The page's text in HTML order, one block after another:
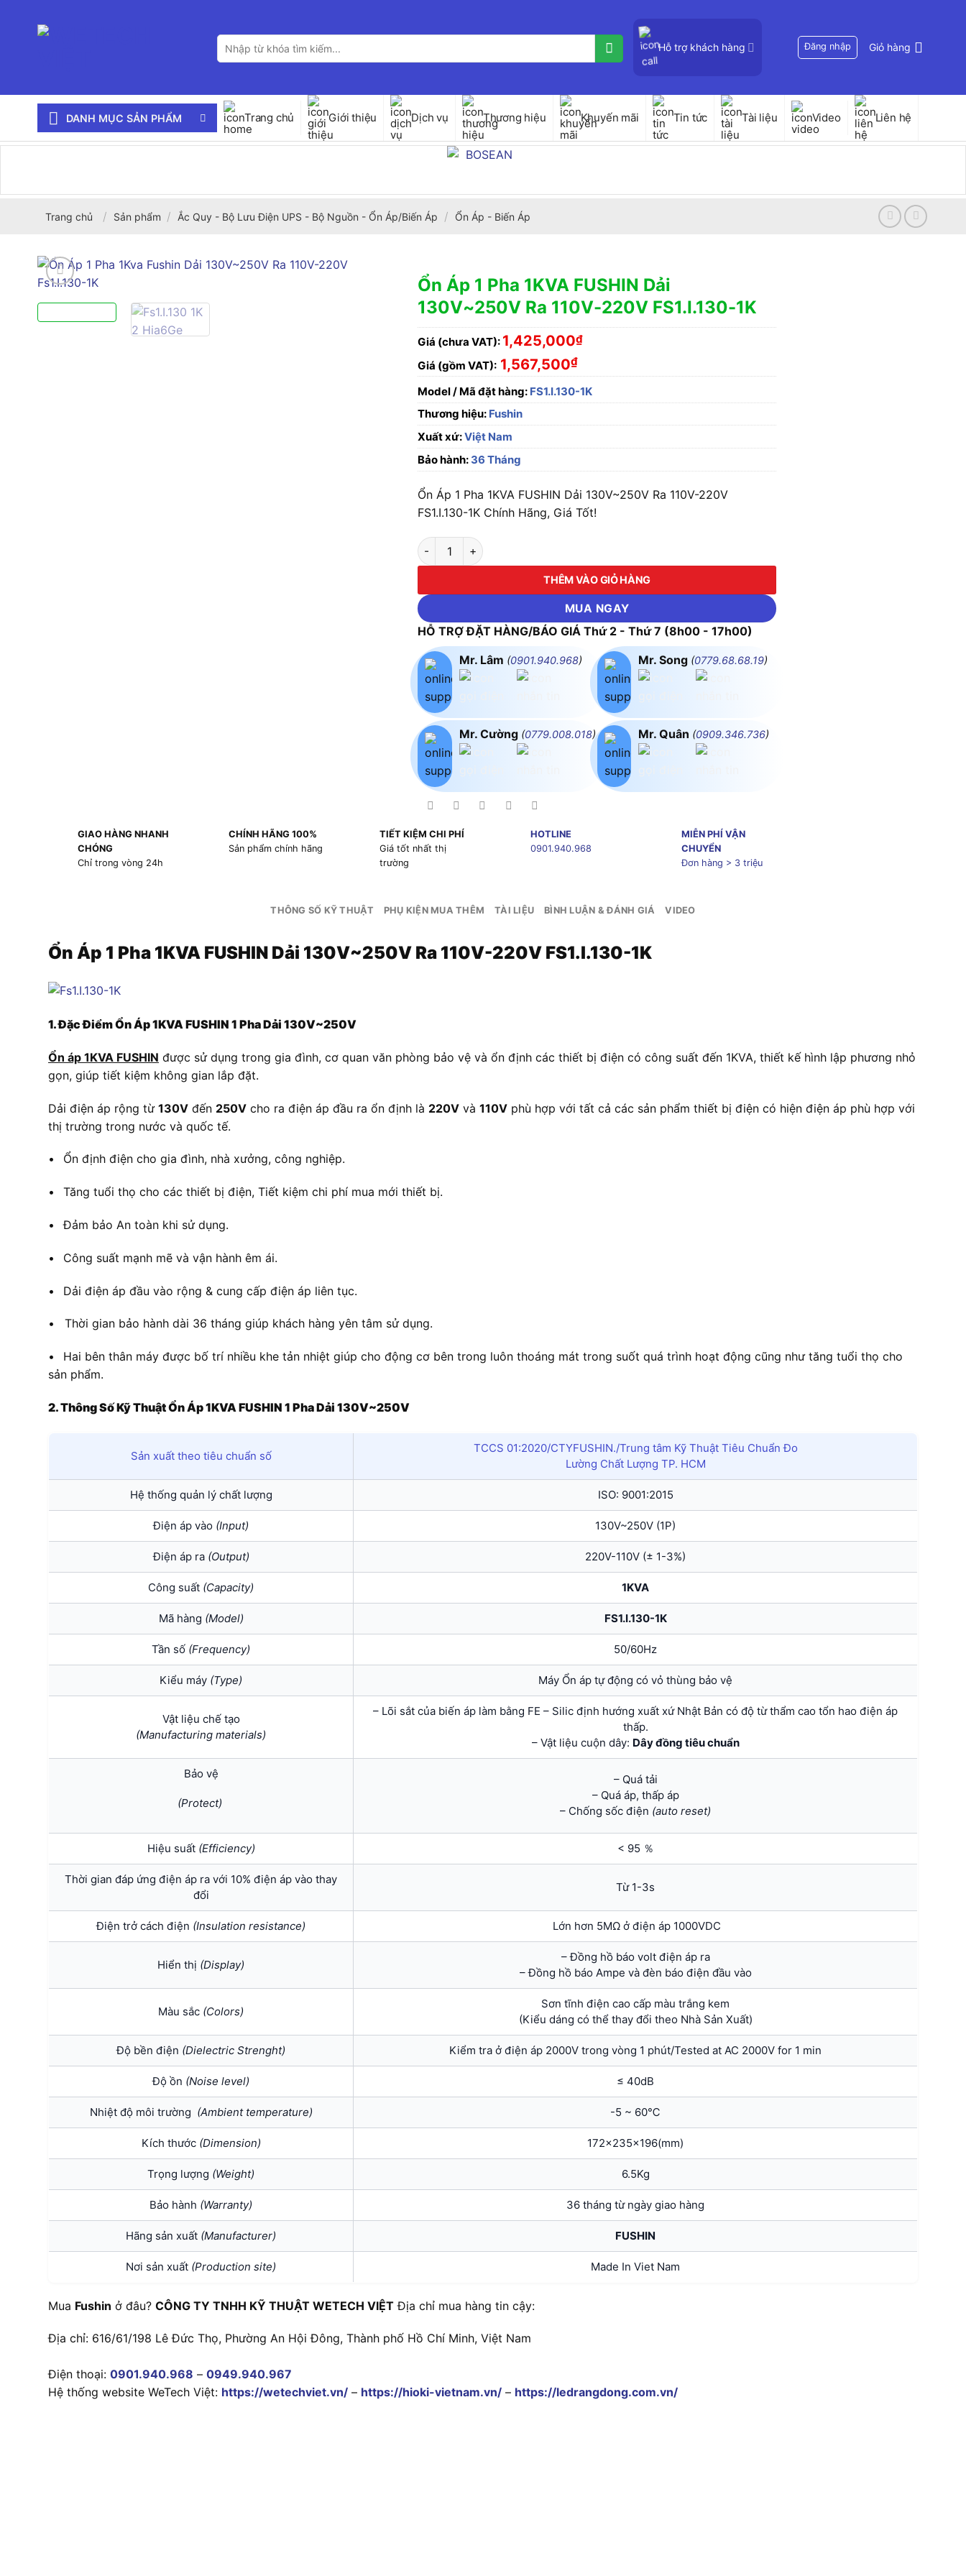
Tìm
kiếm:
Hỗ trợ khách hàng Đăng nhập Giỏ hàng
DANH MỤC SẢN PHẨM Trang chủ Giới thiệu Dịch vụ Thương hiệu Khuyến mãi Tin tức Tài liệu Video Liên hệ
Trang chủ / Sản phẩm / Ắc Quy - Bộ Lưu Điện UPS - Bộ Nguồn - Ổn Áp/Biến Áp / Ổn Áp - Biến Áp
Ổn Áp 1 Pha 1KVA FUSHIN Dải
130V~250V Ra 110V-220V FS1.I.130-1K
Giá (chưa VAT): 1,425,000₫
Giá (gồm VAT): 1,567,500₫
Model / Mã đặt hàng: FS1.I.130-1K
Thương hiệu: Fushin
Xuất xứ:Việt Nam
Bảo hành: 36 Tháng
Ổn Áp 1 Pha 1KVA FUSHIN Dải 130V~250V Ra 110V-220V
FS1.I.130-1K Chính Hãng, Giá Tốt!
Ổn Áp 1 Pha 1KVA FUSHIN Dải 130V~250V Ra 110V-220V FS1.I.130-1K số lượng
THÊM VÀO GIỎ HÀNG
MUA NGAY
HỖ TRỢ ĐẶT HÀNG/BÁO GIÁ Thứ 2 - Thứ 7 (8h00 - 17h00)
Mr. Lâm (0901.940.968)
Mr. Cường (0779.008.018)
Mr. Song (0779.68.68.19)
Mr. Quân (0909.346.736)
GIAO HÀNG NHANH
CHÓNG
Chỉ trong vòng 24h
CHÍNH HÃNG 100%
Sản phẩm chính hãng
TIẾT KIỆM CHI PHÍ
Giá tốt nhất thị
trường
HOTLINE
0901.940.968
MIỄN PHÍ VẬN
CHUYỂN
Đơn hàng > 3 triệu
THÔNG SỐ KỸ THUẬT PHỤ KIỆN MUA THÊM TÀI LIỆU BÌNH LUẬN & ĐÁNH GIÁ VIDEO
Ổn Áp 1 Pha 1KVA FUSHIN Dải 130V~250V Ra 110V-220V FS1.I.130-1K
1. Đặc Điểm Ổn Áp 1KVA FUSHIN 1 Pha Dải 130V~250V
Ổn áp 1KVA FUSHIN được sử dụng trong gia đình, cơ quan văn phòng bảo vệ và ổn định các thiết bị điện có công suất đến 1KVA, thiết kế hình lập phương nhỏ
gọn, giúp tiết kiệm không gian lắp đặt.
Dải điện áp rộng từ 130V đến 250V cho ra điện áp đầu ra ổn định là 220V và 110V phù hợp với tất cả các sản phẩm thiết bị điện có hiện điện áp phù hợp với
thị trường trong nước và quốc tế.
• Ổn định điện cho gia đình, nhà xưởng, công nghiệp.
• Tăng tuổi thọ cho các thiết bị điện, Tiết kiệm chi phí mua mới thiết bị.
• Đảm bảo An toàn khi sử dụng.
• Công suất mạnh mẽ và vận hành êm ái.
• Dải điện áp đầu vào rộng & cung cấp điện áp liên tục.
• Thời gian bảo hành dài 36 tháng giúp khách hàng yên tâm sử dụng.
•
Hai bên thân máy được bố trí nhiều khe tản nhiệt giúp cho động cơ bên trong luôn thoáng mát trong suốt quá trình hoạt động cũng như tăng tuổi thọ cho
sản phẩm.
2. Thông Số Kỹ Thuật Ổn Áp 1KVA FUSHIN 1 Pha Dải 130V~250V
Sản xuất theo tiêu chuẩn số
TCCS 01:2020/CTYFUSHIN./Trung tâm Kỹ Thuật Tiêu Chuẩn Đo
Lường Chất Lượng TP. HCM
Hệ thống quản lý chất lượng ISO: 9001:2015
Điện áp vào (Input) 130V~250V (1P)
Điện áp ra (Output) 220V-110V (± 1-3%)
Công suất (Capacity) 1KVA
Mã hàng (Model) FS1.I.130-1K
Tần số (Frequency) 50/60Hz
Kiểu máy (Type) Máy Ổn áp tự động có vỏ thùng bảo vệ
Vật liệu chế tạo
(Manufacturing materials)
– Lõi sắt của biến áp làm bằng FE – Silic định hướng xuất xứ Nhật Bản có độ từ thẩm cao tổn hao điện áp
thấp.
– Vật liệu cuộn dây: Dây đồng tiêu chuẩn
Bảo vệ
(Protect)
– Quá tải
– Quá áp, thấp áp
– Chống sốc điện (auto reset)
Hiệu suất(Efficiency) < 95 ％
Thời gian đáp ứng điện áp ra với 10% điện áp vào thay
đổi
Từ 1-3s
Điện trở cách điện (Insulation resistance) Lớn hơn 5MΩ ở điện áp 1000VDC
Hiển thị (Display)
– Đồng hồ báo volt điện áp ra
– Đồng hồ báo Ampe và đèn báo điện đầu vào
Màu sắc (Colors)
Sơn tĩnh điện cao cấp màu trắng kem
(Kiểu dáng có thể thay đổi theo Nhà Sản Xuất)
Độ bền điện (Dielectric Strenght) Kiểm tra ở điện áp 2000V trong vòng 1 phút/Tested at AC 2000V for 1 min
Độ ồn (Noise level) ≤ 40dB
Nhiệt độ môi trường (Ambient temperature) -5 ~ 60℃
Kích thước (Dimension) 172x235x196(mm)
Trọng lượng (Weight) 6.5Kg
Bảo hành (Warranty) 36 tháng từ ngày giao hàng
Hãng sản xuất (Manufacturer) FUSHIN
Nơi sản xuất (Production site) Made In Viet Nam
Mua Fushin ở đâu? CÔNG TY TNHH KỸ THUẬT WETECH VIỆT Địa chỉ mua hàng tin cậy:
Địa chỉ: 616/61/198 Lê Đức Thọ, Phường An Hội Đông, Thành phố Hồ Chí Minh, Việt Nam
Điện thoại: 0901.940.968 – 0949.940.967
Hệ thống website WeTech Việt: https://wetechviet.vn/ – https://hioki-vietnam.vn/ – https://ledrangdong.com.vn/